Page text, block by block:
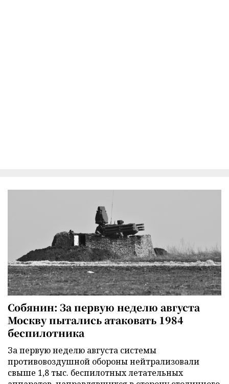
Собянин: За первую неделю августа
Москву пытались атаковать 1984
беспилотника
За первую неделю августа системы
противовоздушной обороны нейтрализовали
свыше 1,8 тыс. беспилотных летательных